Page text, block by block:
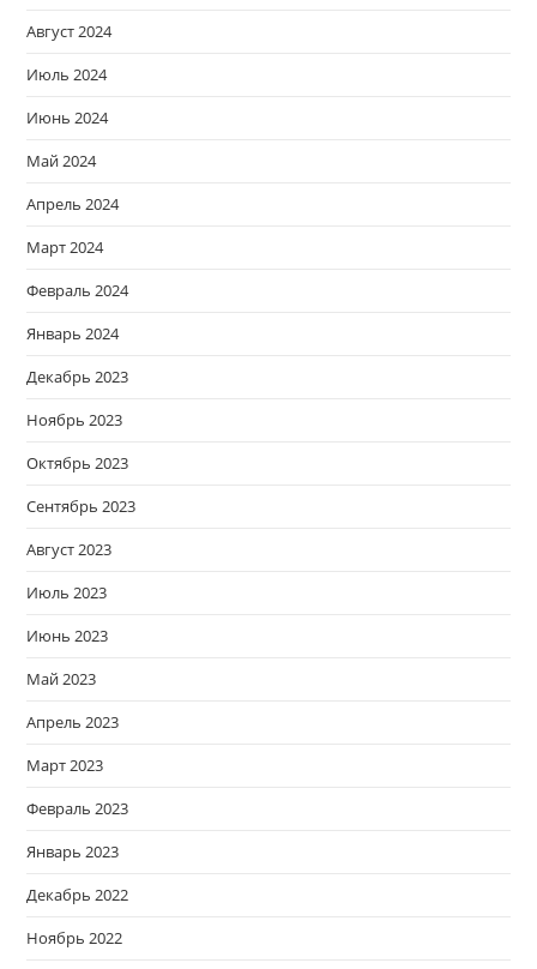
Август 2024
Июль 2024
Июнь 2024
Май 2024
Апрель 2024
Март 2024
Февраль 2024
Январь 2024
Декабрь 2023
Ноябрь 2023
Октябрь 2023
Сентябрь 2023
Август 2023
Июль 2023
Июнь 2023
Май 2023
Апрель 2023
Март 2023
Февраль 2023
Январь 2023
Декабрь 2022
Ноябрь 2022